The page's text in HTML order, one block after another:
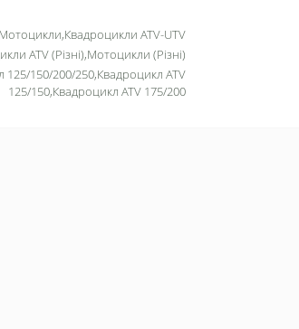
Мотоцикли,Квадроцикли ATV-UTV
ATV (Різні),Мотоцикли (Різні)
125/150/200/250,Квадроцикл ATV
125/150,Квадроцикл ATV 175/200